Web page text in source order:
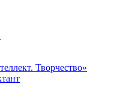
Творчество»